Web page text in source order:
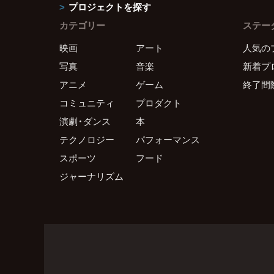
プロジェクトを探す
カテゴリー
映画
アート
写真
音楽
アニメ
ゲーム
コミュニティ
プロダクト
演劇・ダンス
本
テクノロジー
パフォーマンス
スポーツ
フード
ジャーナリズム
ステー
人気の
新着プ
終了間